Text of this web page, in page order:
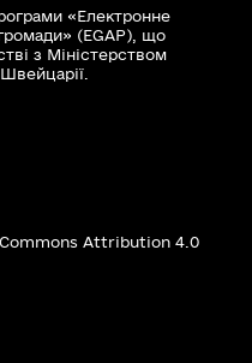
«Електронне
громади» (EGAP), що
з Міністерством
Commons Attribution 4.0